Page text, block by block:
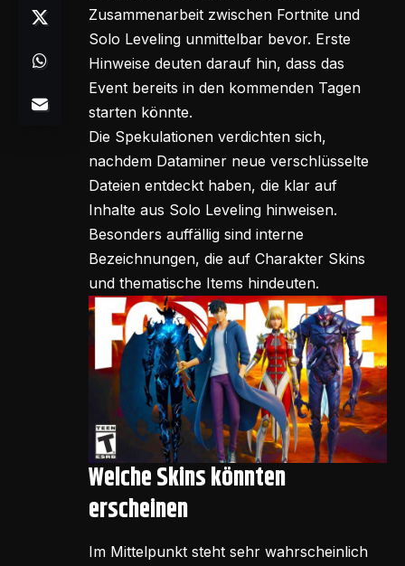
Zusammenarbeit zwischen Fortnite und
Solo Leveling unmittelbar bevor. Erste
Hinweise deuten darauf hin, dass das
Event bereits in den kommenden Tagen
starten könnte.
Die Spekulationen verdichten sich,
nachdem Dataminer neue verschlüsselte
Dateien entdeckt haben, die klar auf
Inhalte aus Solo Leveling hinweisen.
Besonders auffällig sind interne
Bezeichnungen, die auf Charakter Skins
und thematische Items hindeuten.
Welche Skins könnten
erscheinen
Im Mittelpunkt steht sehr wahrscheinlich